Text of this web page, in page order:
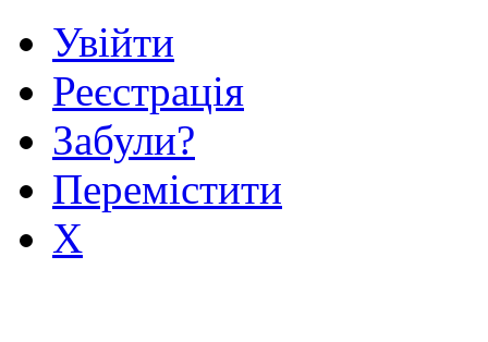
Увійти
Реєстрація
Забули?
Перемістити
X